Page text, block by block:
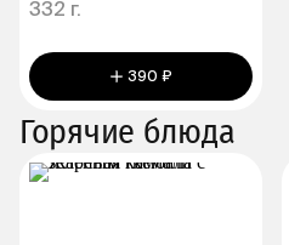
332 г.
390 ₽
Горячие блюда